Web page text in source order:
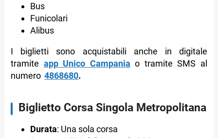
Bus
Funicolari
Alibus
I biglietti sono acquistabili anche in digitale
tramite app Unico Campania o tramite SMS al
numero4868680.
Biglietto Corsa Singola Metropolitana
Durata: Una sola corsa